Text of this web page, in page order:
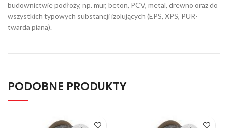
budownictwie podłoży, np. mur, beton, PCV, metal, drewno oraz do
wszystkich typowych substancji izolujących (EPS, XPS, PUR-
twarda piana).
PODOBNE PRODUKTY